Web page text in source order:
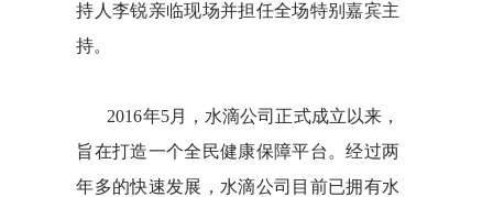
持人李锐亲临现场并担任全场特别嘉宾主
持。
2016年5月，水滴公司正式成立以来，
旨在打造一个全民健康保障平台。经过两
年多的快速发展，水滴公司目前已拥有水